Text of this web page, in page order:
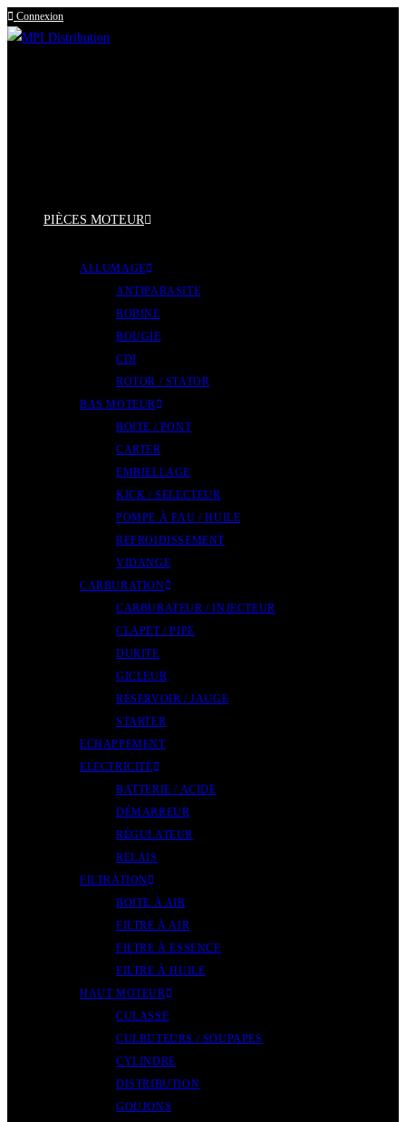
Skip
to
Connexion
PIÈCES MOTEUR
ALLUMAGE
ANTIPARASITE
BOBINE
BOUGIE
CDI
ROTOR / STATOR
BAS MOTEUR
BOITE / PONT
CARTER
EMBIELLAGE
KICK / SELECTEUR
POMPE À EAU / HUILE
REFROIDISSEMENT
VIDANGE
CARBURATION
CARBURATEUR / INJECTEUR
CLAPET / PIPE
DURITE
GICLEUR
RÉSERVOIR / JAUGE
STARTER
ECHAPPEMENT
ELECTRICITÉ
BATTERIE / ACIDE
DÉMARREUR
RÉGULATEUR
RELAIS
FILTRATION
BOITE À AIR
FILTRE À AIR
FILTRE À ESSENCE
FILTRE À HUILE
HAUT MOTEUR
CULASSE
CULBUTEURS / SOUPAPES
CYLINDRE
DISTRIBUTION
GOUJONS